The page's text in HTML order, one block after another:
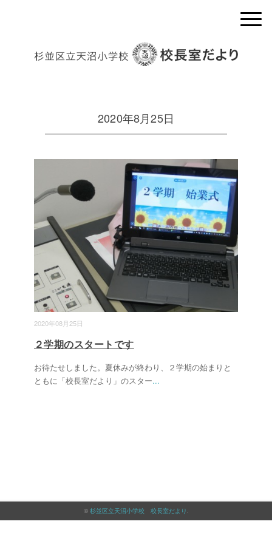
2020年8月25日
2020年08月25日
２学期のスタートです
お待たせしました。夏休みが終わり、２学期の始まりと
ともに「校長室だより」のスター...
© 杉並区立天沼小学校 校長室だより .